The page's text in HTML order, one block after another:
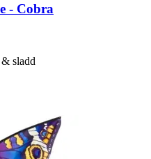
-​ Cobra
sladd